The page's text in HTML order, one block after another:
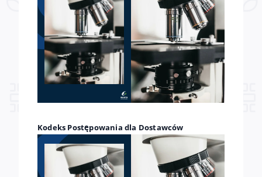
Kodeks Postępowania dla Dostawców